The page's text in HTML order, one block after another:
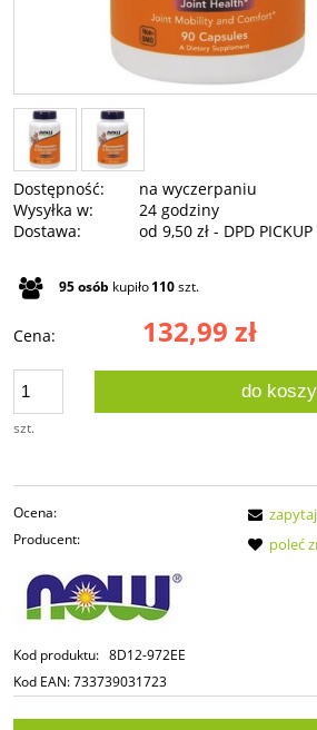
Dostępność:
na wyczerpaniu
Wysyłka w:
24 godziny
Dostawa:
od 9,50 zł - DPD PICKUP
Cena nie zawiera ewentualnych kosztów
95osób kupiło110szt.
Cena: 132,99 zł
szt.
do
Ocena:
Producent:
Kod produktu: 8D12-972EE
Kod EAN:733739031723
poleć